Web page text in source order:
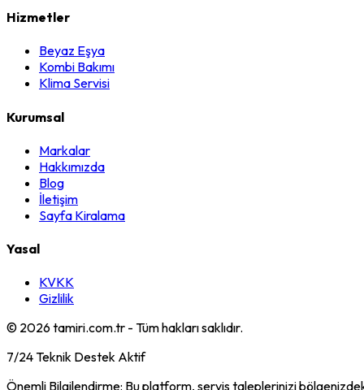
Hizmetler
Beyaz Eşya
Kombi Bakımı
Klima Servisi
Kurumsal
Markalar
Hakkımızda
Blog
İletişim
Sayfa Kiralama
Yasal
KVKK
Gizlilik
© 2026tamiri.com.tr - Tüm hakları saklıdır.
7/24 Teknik Destek Aktif
Önemli Bilgilendirme: Bu platform, servis taleplerinizi